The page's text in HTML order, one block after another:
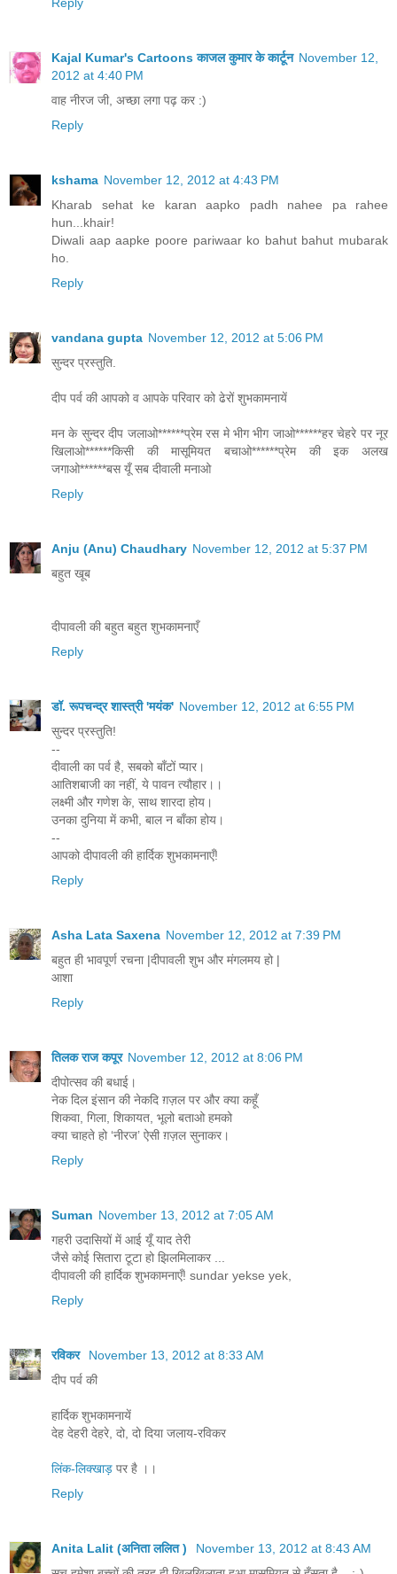
Kajal Kumar's Cartoons काजल कुमार के कार्टून November 12,
2012 at 4:40 PM
वाह नीरज जी, अच्‍छा लगा पढ़ कर :)
Reply
kshama November 12, 2012 at 4:43 PM
Kharab sehat ke karan aapko padh nahee pa rahee
hun...khair!
Diwali aap aapke poore pariwaar ko bahut bahut mubarak
ho.
Reply
vandana gupta November 12, 2012 at 5:06 PM
सुन्दर प्रस्तुति.
दीप पर्व की आपको व आपके परिवार को ढेरों शुभकामनायें
मन के सुन्दर दीप जलाओ******प्रेम रस मे भीग भीग जाओ******हर चेहरे पर नूर
खिलाओ******किसी की मासूमियत बचाओ******प्रेम की इक अलख
जगाओ******बस यूँ सब दीवाली मनाओ
Reply
Anju (Anu) Chaudhary November 12, 2012 at 5:37 PM
बहुत खूब
दीपावली की बहुत बहुत शुभकामनाएँ
Reply
डॉ. रूपचन्द्र शास्त्री 'मयंक' November 12, 2012 at 6:55 PM
सुन्दर प्रस्तुति!
--
दीवाली का पर्व है, सबको बाँटों प्यार।
आतिशबाजी का नहीं, ये पावन त्यौहार।।
लक्ष्मी और गणेश के, साथ शारदा होय।
उनका दुनिया में कभी, बाल न बाँका होय।
--
आपको दीपावली की हार्दिक शुभकामनाएँ!
Reply
Asha Lata Saxena November 12, 2012 at 7:39 PM
बहुत ही भावपूर्ण रचना |दीपावली शुभ और मंगलमय हो |
आशा
Reply
तिलक राज कपूर November 12, 2012 at 8:06 PM
दीपोत्‍सव की बधाई।
नेक दिल इंसान की नेकदि ग़ज़ल पर और क्‍या कहूँ
शिकवा, गिला, शिकायत, भूलो बताओ हमको
क्या चाहते हो ‘नीरज’ ऐसी ग़ज़ल सुनाकर।
Reply
Suman November 13, 2012 at 7:05 AM
गहरी उदासियों में आई यूँ याद तेरी
जैसे कोई सितारा टूटा हो झिलमिलाकर ...
दीपावली की हार्दिक शुभकामनाएँ! sundar yekse yek,
Reply
रविकर
November 13, 2012 at 8:33 AM
दीप पर्व की
हार्दिक शुभकामनायें
देह देहरी देहरे, दो, दो दिया जलाय-रविकर
लिंक-लिक्खाड़ पर है ।।
Reply
Anita Lalit (अनिता ललित )
November 13, 2012 at 8:43 AM